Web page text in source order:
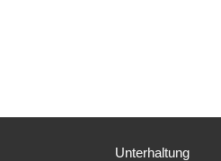
Unterhaltung